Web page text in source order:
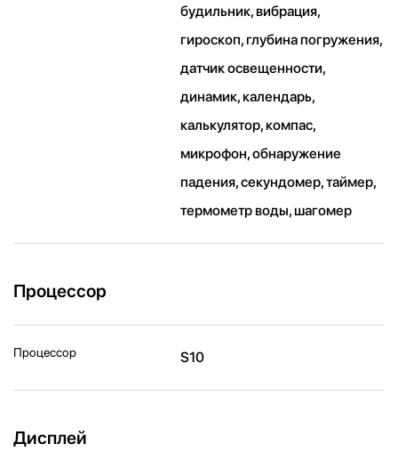
будильник, вибрация,
гироскоп, глубина погружения,
датчик освещенности,
динамик, календарь,
калькулятор, компас,
микрофон, обнаружение
падения, секундомер, таймер,
термометр воды, шагомер
Процессор
Процессор S10
Дисплей